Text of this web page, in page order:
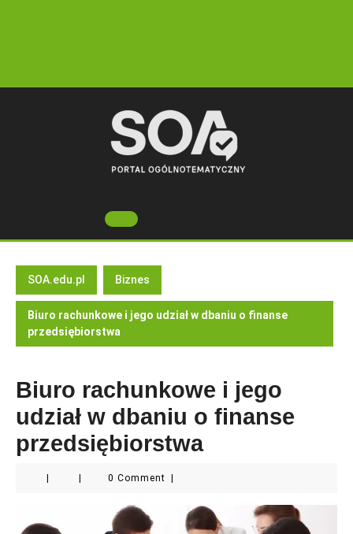
Open
Button
SOA.edu.pl Biznes
Biuro rachunkowe i jego udział w dbaniu o finanse
przedsiębiorstwa
Biuro rachunkowe i jego
udział w dbaniu o finanse
przedsiębiorstwa
0 Comment